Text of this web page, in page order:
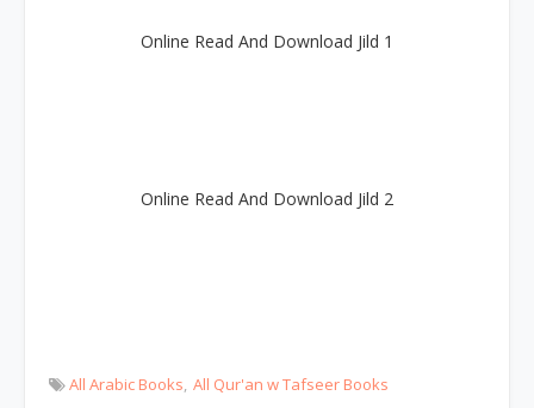
Online Read And Download Jild 1
Online Read And Download Jild 2
All Arabic Books All Qur'an w Tafseer Books